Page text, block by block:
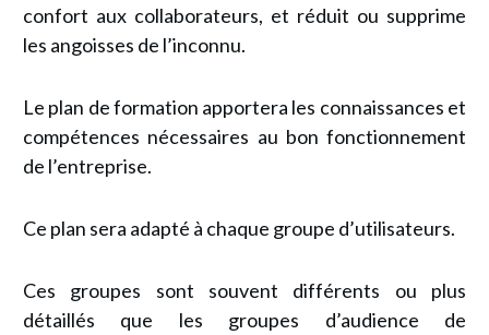
confort aux collaborateurs, et réduit ou supprime
les angoisses de l’inconnu.
Le plan de formation apportera les connaissances et
compétences nécessaires au bon fonctionnement
de l’entreprise.
Ce plan sera adapté à chaque groupe d’utilisateurs.
Ces groupes sont souvent différents ou plus
détaillés que les groupes d’audience de